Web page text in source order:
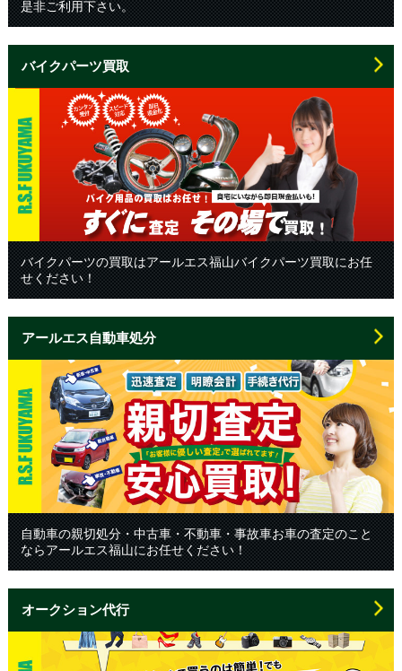
是非ご利用下さい。
バイクパーツ買取
バイクパーツの買取はアールエス福山バイクパーツ買取にお任
せください！
アールエス自動車処分
自動車の親切処分・中古車・不動車・事故車お車の査定のこと
ならアールエス福山にお任せください！
オークション代行